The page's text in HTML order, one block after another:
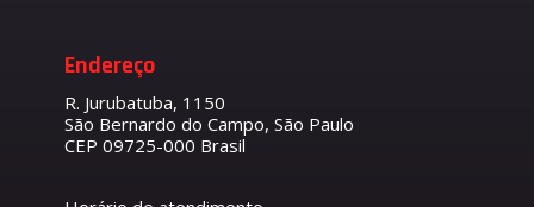
Endereço
R. Jurubatuba, 1150
São Bernardo do Campo, São Paulo
CEP 09725-000 Brasil